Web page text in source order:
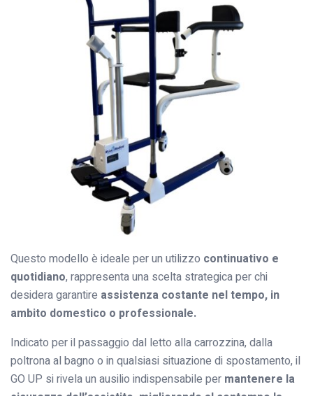
Questo modello è ideale per un utilizzo continuativo e
quotidiano, rappresenta una scelta strategica per chi
desidera garantire assistenza costante nel tempo, in
ambito domestico o professionale.
Indicato per il passaggio dal letto alla carrozzina, dalla
poltrona al bagno o in qualsiasi situazione di spostamento, il
GO UP si rivela un ausilio indispensabile per mantenere la